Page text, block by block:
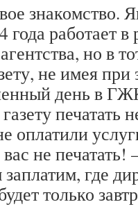
знакомство.
работает в
но в
не имея
день в
печатать
оплатили
не
где
только